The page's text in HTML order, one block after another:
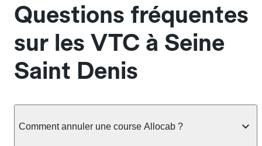
Questions fréquentes
sur les VTC à Seine
Saint Denis
Comment annuler une course Allocab ?